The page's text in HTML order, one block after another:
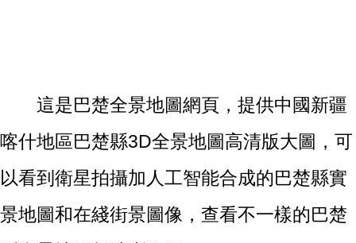
這是巴楚全景地圖網頁，提供中國新疆
喀什地區巴楚縣3D全景地圖高清版大圖，可
以看到衛星拍攝加人工智能合成的巴楚縣實
景地圖和在綫街景圖像，查看不一樣的巴楚